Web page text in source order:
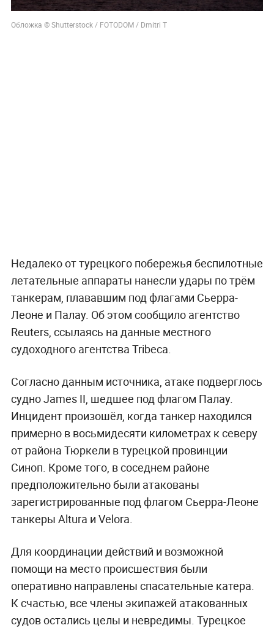
Обложка © Shutterstock / FOTODOM / Dmitri T
Недалеко от турецкого побережья беспилотные
летательные аппараты нанесли удары по трём
танкерам, плававшим под флагами Сьерра-
Леоне и Палау. Об этом сообщило агентство
Reuters, ссылаясь на данные местного
судоходного агентства Tribeca.
Согласно данным источника, атаке подверглось
судно James II, шедшее под флагом Палау.
Инцидент произошёл, когда танкер находился
примерно в восьмидесяти километрах к северу
от района Тюркели в турецкой провинции
Синоп. Кроме того, в соседнем районе
предположительно были атакованы
зарегистрированные под флагом Сьерра-Леоне
танкеры Altura и Velora.
Для координации действий и возможной
помощи на место происшествия были
оперативно направлены спасательные катера.
К счастью, все члены экипажей атакованных
судов остались целы и невредимы. Турецкое